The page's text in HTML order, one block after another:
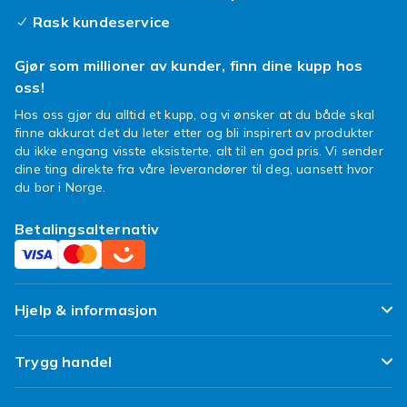
ønsker å klage på kjøpet ditt, kan du kontakte
saken din.
Billige kofferttrekk beskytter
veldig godt
Vi i Fyndiq mener at en dyr koffert ikke
trenger et dyrt kofferttrekk. Grunnen til at du i
med seg all smusset og ikke vesken – og da er
det jo dumt om du bruker en formue på det
også, ikke sant? Her har vi derfor samlet
massevis av gode og billige kofferttrekk som
både beskytter vesken og hjelper deg å
i en fin farge! Hvilket kofferttrekk passer deg
og din personlighet best?
Rask kundeservice
Gjør som millioner av kunder, finn dine kupp hos
oss!
Hos oss gjør du alltid et kupp, og vi ønsker at du både skal
finne akkurat det du leter etter og bli inspirert av produkter
du ikke engang visste eksisterte, alt til en god pris. Vi sender
dine ting direkte fra våre leverandører til deg, uansett hvor
du bor i Norge.
Betalingsalternativ
Hjelp & informasjon
Ofte stilte spørsmål
Spor pakken min
Trygg handel